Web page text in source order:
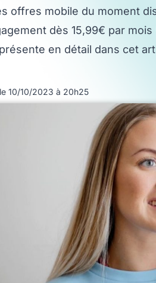
offres mobile du moment
dès 15,99€ par
en détail dans cet
10/10/2023 à 20h25